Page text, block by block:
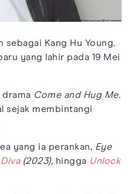
Kang Hu Young.
yang lahir pada 19 Mei
Come and Hug Me.
sejak membintangi
yang ia perankan, Eye
(2023), hingga Unlock